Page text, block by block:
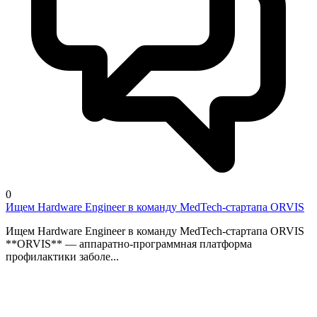
0
Ищем Hardware Engineer в команду MedTech-стартапа ORVIS
Ищем Hardware Engineer в команду MedTech-стартапа ORVIS
**ORVIS** — аппаратно-программная платформа
профилактики заболе...